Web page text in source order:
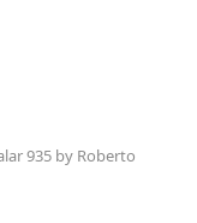
935 by Roberto